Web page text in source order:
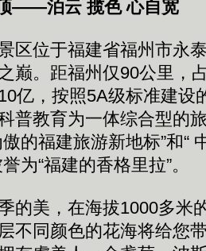
——泊云 揽色 心自宽
位于福建省福州市永
巅。距福州仅90公里，
亿，按照5A级标准建设
普教育为一体综合型的
的福建旅游新地标”和“
为“福建的香格里拉”。
美，在海拔1000多米
不同颜色的花海将给您